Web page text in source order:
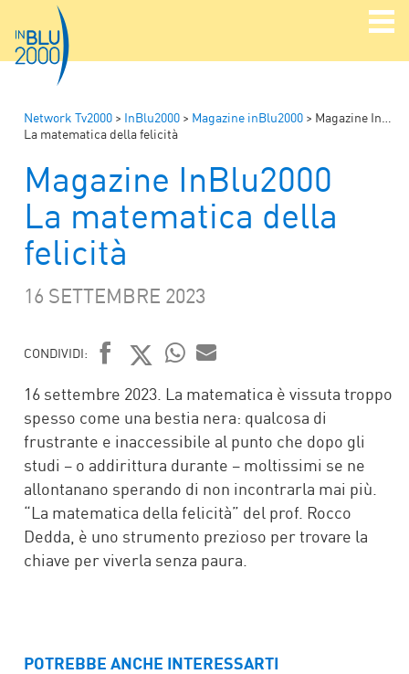
Network Tv2000 > InBlu2000 > Magazine inBlu2000 > Magazine InBlu2000
La matematica della felicità
Magazine InBlu2000
La matematica della
felicità
16 SETTEMBRE 2023
CONDIVIDI:
FACEBOOK
TWITTER
WHATSAPP
MAIL
16 settembre 2023. La matematica è vissuta troppo
spesso come una bestia nera: qualcosa di
frustrante e inaccessibile al punto che dopo gli
studi – o addirittura durante – moltissimi se ne
allontanano sperando di non incontrarla mai più.
“La matematica della felicità” del prof. Rocco
Dedda, è uno strumento prezioso per trovare la
chiave per viverla senza paura.
POTREBBE ANCHE INTERESSARTI